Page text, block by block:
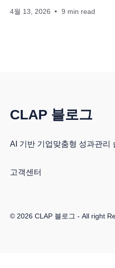
4월 13, 2026 9 min read
CLAP 블로그
AI 기반 기업맞춤형 성과관리
고객센터
© 2026 CLAP 블로그 - All right